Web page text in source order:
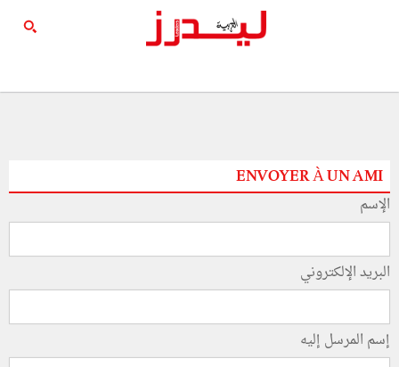
ENVOYER À UN AMI
الإسم
البريد الإلكتروني
إسم المرسل إليه